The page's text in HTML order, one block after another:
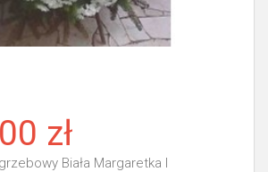
zł
Biała Margaretka I